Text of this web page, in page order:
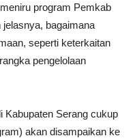
program Pemkab
bagaimana
seperti keterkaitan
pengelolaan
Kabupaten Serang cukup
akan disampaikan ke